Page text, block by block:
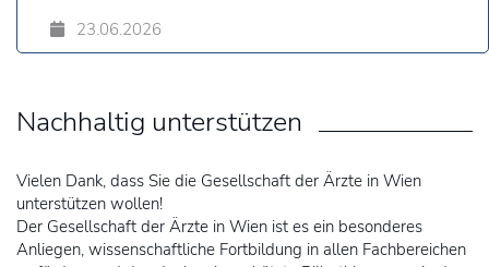
23.06.2026
Nachhaltig unterstützen
Vielen Dank, dass Sie die Gesellschaft der Ärzte in Wien
unterstützen wollen!
Der Gesellschaft der Ärzte in Wien ist es ein besonderes
Anliegen, wissenschaftliche Fortbildung in allen Fachbereichen